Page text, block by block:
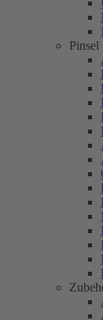
Pinsel